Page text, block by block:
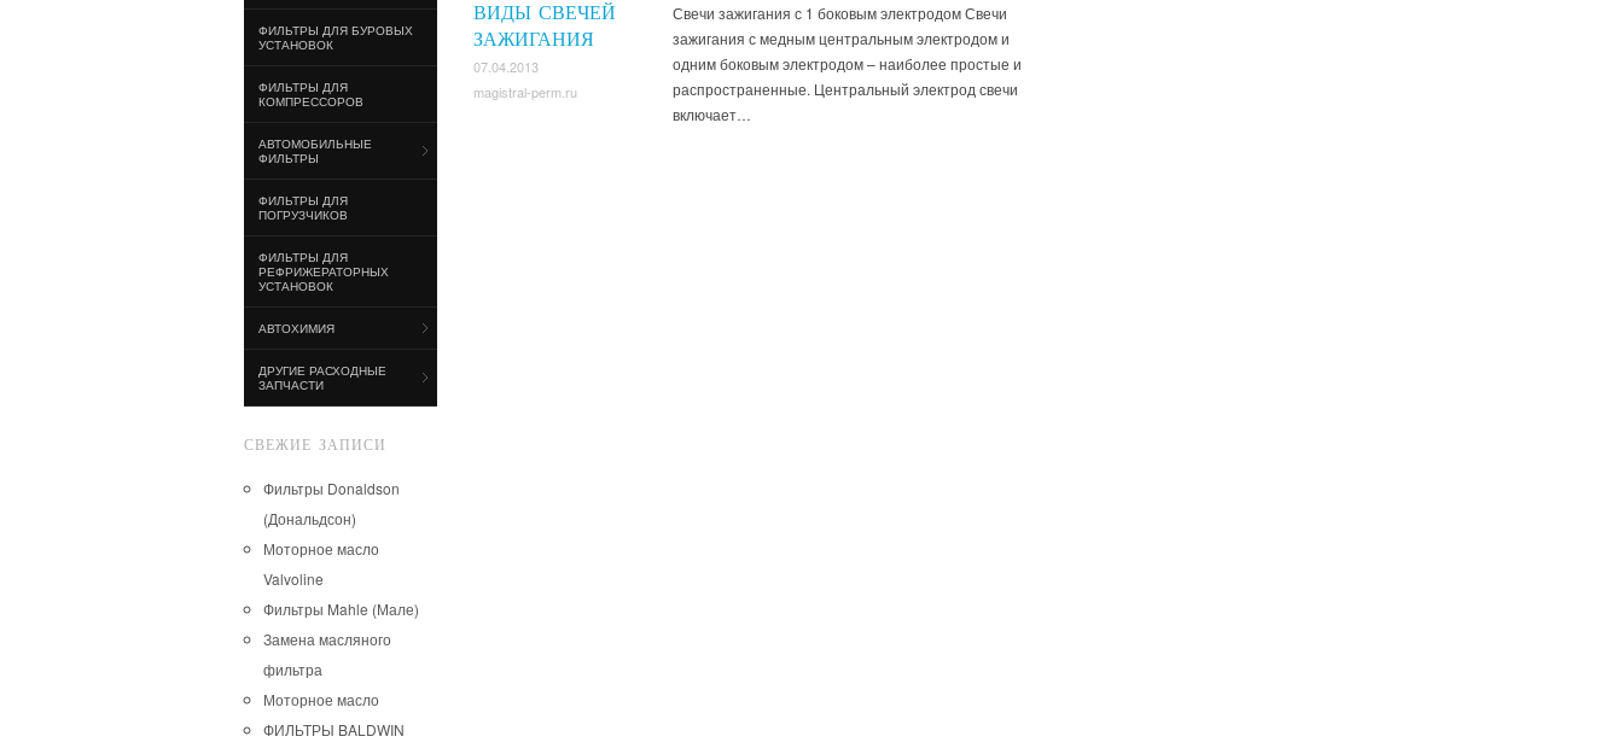
ФИЛЬТРЫ ДЛЯ БУРОВЫХ
УСТАНОВОК
ФИЛЬТРЫ ДЛЯ
КОМПРЕССОРОВ
АВТОМОБИЛЬНЫЕ
ФИЛЬТРЫ
ФИЛЬТРЫ ДЛЯ
ПОГРУЗЧИКОВ
ФИЛЬТРЫ ДЛЯ
РЕФРИЖЕРАТОРНЫХ
УСТАНОВОК
АВТОХИМИЯ
ДРУГИЕ РАСХОДНЫЕ
ЗАПЧАСТИ
СВЕЖИЕ ЗАПИСИ
Фильтры Donaldson
(Дональдсон)
Моторное масло
Valvoline
Фильтры Mahle (Мале)
Замена масляного
фильтра
Моторное масло
ФИЛЬТРЫ BALDWIN
ВИДЫ СВЕЧЕЙ
ЗАЖИГАНИЯ
07.04.2013
magistral-perm.ru
Свечи зажигания с 1 боковым электродом Свечи
зажигания с медным центральным электродом и
одним боковым электродом – наиболее простые и
распространенные. Центральный электрод свечи
включает…